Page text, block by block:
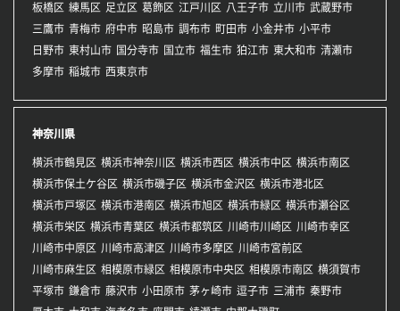
板橋区 練馬区 足立区 葛飾区 江戸川区 八王子市 立川市 武蔵野市
三鷹市 青梅市 府中市 昭島市 調布市 町田市 小金井市 小平市
日野市 東村山市 国分寺市 国立市 福生市 狛江市 東大和市 清瀬市
多摩市 稲城市 西東京市
神奈川県
横浜市鶴見区 横浜市神奈川区 横浜市西区 横浜市中区 横浜市南区
横浜市保土ケ谷区 横浜市磯子区 横浜市金沢区 横浜市港北区
横浜市戸塚区 横浜市港南区 横浜市旭区 横浜市緑区 横浜市瀬谷区
横浜市栄区 横浜市青葉区 横浜市都筑区 川崎市川崎区 川崎市幸区
川崎市中原区 川崎市高津区 川崎市多摩区 川崎市宮前区
川崎市麻生区 相模原市緑区 相模原市中央区 相模原市南区 横須賀市
平塚市 鎌倉市 藤沢市 小田原市 茅ヶ崎市 逗子市 三浦市 秦野市